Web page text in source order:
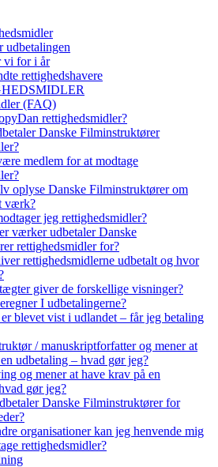
udbetalingen
vi for i år
rettighedshavere
(FAQ)
rettighedsmidler?
Danske Filminstruktører
medlem for at modtage
oplyse Danske Filminstruktører om
værk?
jeg rettighedsmidler?
værker udbetaler Danske
rettighedsmidler for?
rettighedsmidlerne udbetalt og hvor
giver de forskellige visninger?
I udbetalingerne?
blevet vist i udlandet – får jeg betaling
/ manuskriptforfatter og mener at
udbetaling – hvad gør jeg?
og mener at have krav på en
gør jeg?
Danske Filminstruktører for
organisationer kan jeg henvende mig
rettighedsmidler?